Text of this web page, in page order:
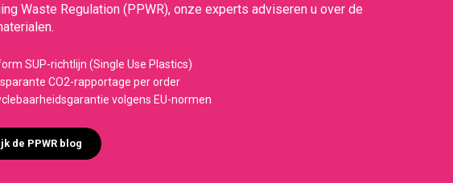
Waste Regulation (PPWR), onze experts adviseren u over de
SUP-richtlijn (Single Use Plastics)
CO2-rapportage per order
volgens EU-normen
de PPWR blog